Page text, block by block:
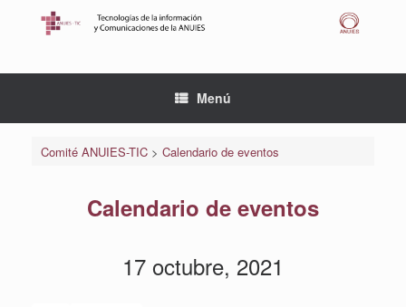
Menú
Comité ANUIES-TIC> Calendario de eventos
Calendario de eventos
17 octubre, 2021